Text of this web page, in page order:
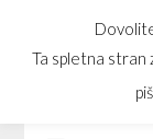
content
Ta spletna stran